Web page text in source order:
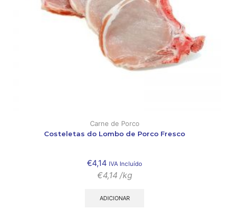
Carne de Porco
Costeletas do Lombo de Porco Fresco
€4,14 IVA Incluído
€4,14 /kg
ADICIONAR